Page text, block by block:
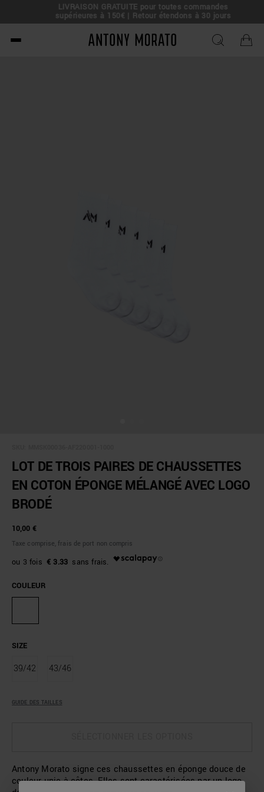
LIVRAISON GRATUITE pour toutes commandes
supérieures à 150€ | Retour étendons à 30 jours
Antony Morato - Official
LOT DE TROIS PAIRES DE CHAUSSETTES
EN COTON ÉPONGE MÉLANGÉ AVEC LOGO
BRODÉ
10,00 €
Taxe comprise, frais de port non compris
€ 3.33
COULEUR
SIZE
39/42 43/46
GUIDE DES TAILLES
Antony Morato signe ces chaussettes en éponge douce de
couleur unie à côtes. Elles sont caractérisées par un logo